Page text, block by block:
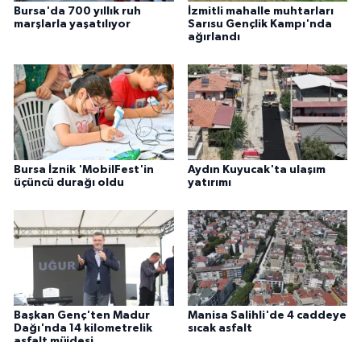
Bursa'da 700 yıllık ruh
marşlarla yaşatılıyor
İzmitli mahalle muhtarları
Sarısu Gençlik Kampı'nda
ağırlandı
Bursa İznik 'MobilFest'in
üçüncü durağı oldu
Aydın Kuyucak'ta ulaşım
yatırımı
Başkan Genç'ten Madur
Dağı'nda 14 kilometrelik
Manisa Salihli'de 4 caddeye
sıcak asfalt